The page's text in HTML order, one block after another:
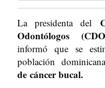
La presidenta del
Odontólogos
informó que se
población
de cáncer bucal.